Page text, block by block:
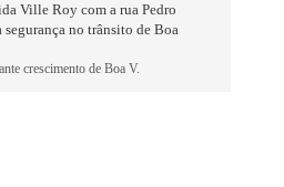
Ville Roy com a rua Pedro
no trânsito de Boa
crescimento de Boa V.